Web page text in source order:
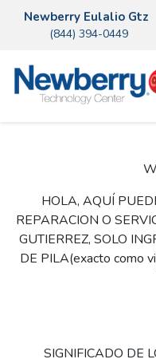
Newberry Eulalio Gtz
(844) 394-0449
HOLA, AQUÍ
REPARACION O
GUTIERREZ, SOLO
DE PILA(exacto como
SIGNIFICADO DE